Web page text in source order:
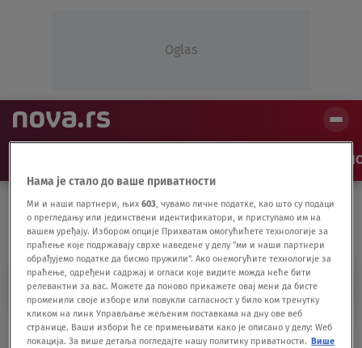
Oglas
NIKOLAJ LUKAŠENKO
Lepa Natalija je Lukašenkova desna ruka i
Нама је стало до ваше приватности
Ми и наши партнери, њих603, чувамо личне податке, као што су подаци
о прегледању или јединствени идентификатори, и приступамо им на
вашем уређају. Избором опције Прихватам омогућићете технологије за
праћење које подржавају сврхе наведене у делу "ми и наши партнери
обрађујемо податке да бисмо пружили". Ако онемогућите технологије за
праћење, одређени садржај и огласи које видите можда неће бити
релевантни за вас. Можете да поново прикажете овај мени да бисте
променили своје изборе или повукли сагласност у било ком тренутку
кликом на линк Управљање жељеним поставкама на дну ове веб
странице. Ваши избори ће се примењивати како је описано у делу: Wеб
локација. За више детаља погледајте нашу политику приватности. Више